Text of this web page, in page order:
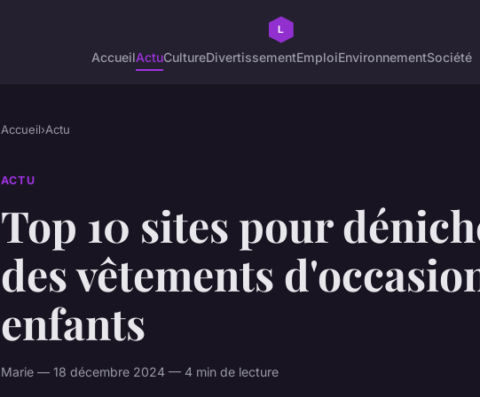
AccueilActuCultureDivertissementEmploiEnvironnementSociété
Accueil›Actu
ACTU
Top 10 sites pour
des vêtements
enfants
Marie — 18 décembre 2024 — 4 min de lecture